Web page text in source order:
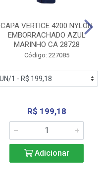
CAPA VERTICE 4200 NYLON
EMBORRACHADO AZUL
MARINHO CA 28728
Código: 227085
R$ 199,18
Adicionar